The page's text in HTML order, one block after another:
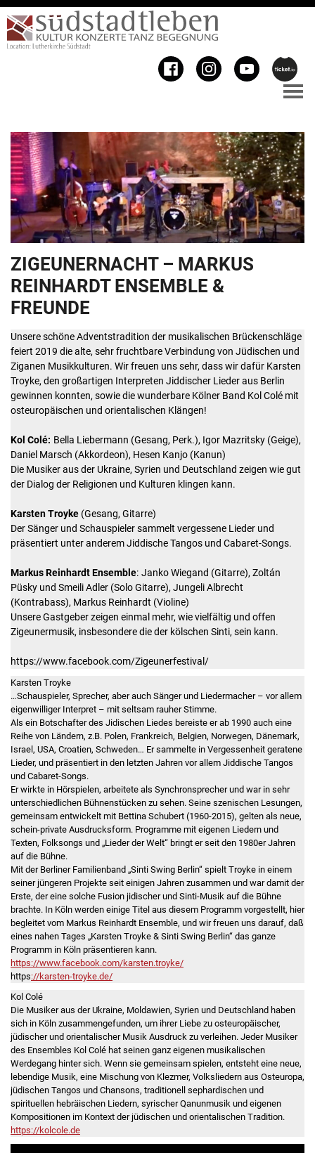
ZIGEUNERNACHT – MARKUS
REINHARDT ENSEMBLE &
FREUNDE
Unsere schöne Adventstradition der musikalischen Brückenschläge
feiert 2019 die alte, sehr fruchtbare Verbindung von Jüdischen und
Ziganen Musikkulturen. Wir freuen uns sehr, dass wir dafür Karsten
Troyke, den großartigen Interpreten Jiddischer Lieder aus Berlin
gewinnen konnten, sowie die wunderbare Kölner Band Kol Colé mit
osteuropäischen und orientalischen Klängen!
Kol Colé: Bella Liebermann (Gesang, Perk.), Igor Mazritsky (Geige),
Daniel Marsch (Akkordeon), Hesen Kanjo (Kanun)
Die Musiker aus der Ukraine, Syrien und Deutschland zeigen wie gut
der Dialog der Religionen und Kulturen klingen kann.
Karsten Troyke (Gesang, Gitarre)
Der Sänger und Schauspieler sammelt vergessene Lieder und
präsentiert unter anderem Jiddische Tangos und Cabaret-Songs.
Markus Reinhardt Ensemble: Janko Wiegand (Gitarre), Zoltán
Püsky und Smeili Adler (Solo Gitarre), Jungeli Albrecht
(Kontrabass), Markus Reinhardt (Violine)
Unsere Gastgeber zeigen einmal mehr, wie vielfältig und offen
Zigeunermusik, insbesondere die der kölschen Sinti, sein kann.
https://www.facebook.com/Zigeunerfestival/
Karsten Troyke
…Schauspieler, Sprecher, aber auch Sänger und Liedermacher – vor allem
eigenwilliger Interpret – mit seltsam rauher Stimme.
Als ein Botschafter des Jidischen Liedes bereiste er ab 1990 auch eine
Reihe von Ländern, z.B. Polen, Frankreich, Belgien, Norwegen, Dänemark,
Israel, USA, Croatien, Schweden… Er sammelte in Vergessenheit geratene
Lieder, und präsentiert in den letzten Jahren vor allem Jiddische Tangos
und Cabaret-Songs.
Er wirkte in Hörspielen, arbeitete als Synchronsprecher und war in sehr
unterschiedlichen Bühnenstücken zu sehen. Seine szenischen Lesungen,
gemeinsam entwickelt mit Bettina Schubert (1960-2015), gelten als neue,
schein-private Ausdrucksform. Programme mit eigenen Liedern und
Texten, Folksongs und „Lieder der Welt“ bringt er seit den 1980er Jahren
auf die Bühne.
Mit der Berliner Familienband „Sinti Swing Berlin“ spielt Troyke in einem
seiner jüngeren Projekte seit einigen Jahren zusammen und war damit der
Erste, der eine solche Fusion jidischer und Sinti-Musik auf die Bühne
brachte. In Köln werden einige Titel aus diesem Programm vorgestellt, hier
begleitet vom Markus Reinhardt Ensemble, und wir freuen uns darauf, daß
eines nahen Tages „Karsten Troyke & Sinti Swing Berlin“ das ganze
Programm in Köln präsentieren kann.
https://www.facebook.com/karsten.troyke/
https://karsten-troyke.de/
Kol Colé
Die Musiker aus der Ukraine, Moldawien, Syrien und Deutschland haben
sich in Köln zusammengefunden, um ihrer Liebe zu osteuropäischer,
jüdischer und orientalischer Musik Ausdruck zu verleihen. Jeder Musiker
des Ensembles Kol Colé hat seinen ganz eigenen musikalischen
Werdegang hinter sich. Wenn sie gemeinsam spielen, entsteht eine neue,
lebendige Musik, eine Mischung von Klezmer, Volksliedern aus Osteuropa,
jüdischen Tangos und Chansons, traditionell sephardischen und
spirituellen hebräischen Liedern, syrischer Qanunmusik und eigenen
Kompositionen im Kontext der jüdischen und orientalischen Tradition.
https://kolcole.de